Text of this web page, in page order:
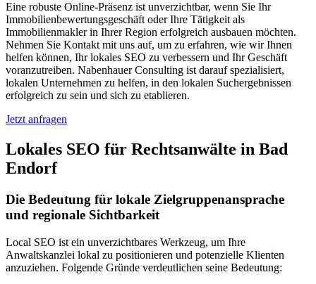
Eine robuste Online-Präsenz ist unverzichtbar, wenn Sie Ihr
Immobilienbewertungsgeschäft oder Ihre Tätigkeit als
Immobilienmakler in Ihrer Region erfolgreich ausbauen möchten.
Nehmen Sie Kontakt mit uns auf, um zu erfahren, wie wir Ihnen
helfen können, Ihr lokales SEO zu verbessern und Ihr Geschäft
voranzutreiben. Nabenhauer Consulting ist darauf spezialisiert,
lokalen Unternehmen zu helfen, in den lokalen Suchergebnissen
erfolgreich zu sein und sich zu etablieren.
Jetzt anfragen
Lokales SEO für Rechtsanwälte in Bad
Endorf
Die Bedeutung für lokale Zielgruppenansprache
und regionale Sichtbarkeit
Local SEO ist ein unverzichtbares Werkzeug, um Ihre
Anwaltskanzlei lokal zu positionieren und potenzielle Klienten
anzuziehen. Folgende Gründe verdeutlichen seine Bedeutung: